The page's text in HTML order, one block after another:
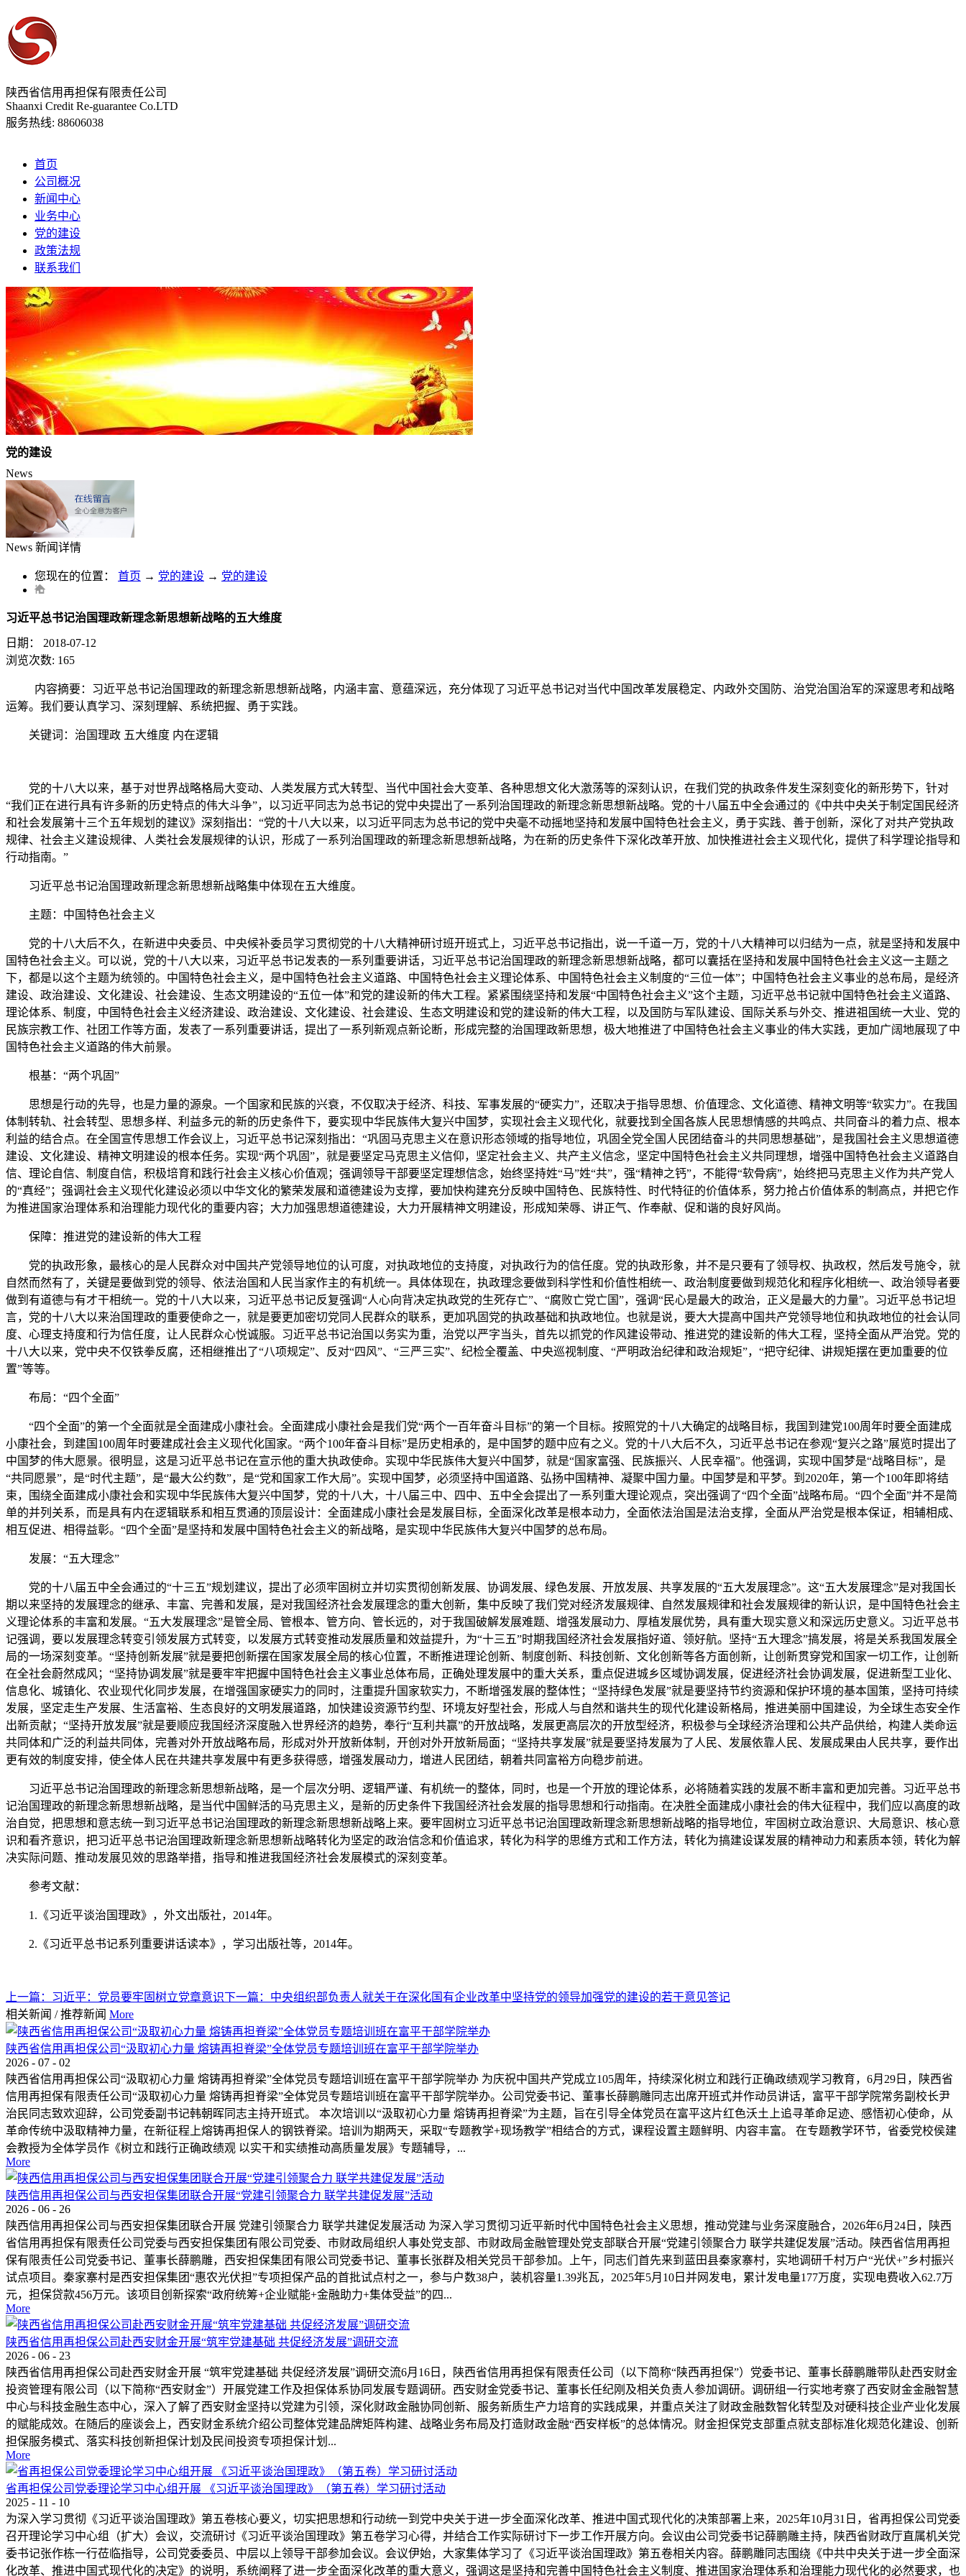
陕西省信用再担保有限责任公司
Shaanxi Credit Re-guarantee Co.LTD
服务热线: 88606038
首页
公司概况
新闻中心
业务中心
党的建设
政策法规
联系我们
党的建设
News
News 新闻详情
您现在的位置： 首页 → 党的建设 → 党的建设
习近平总书记治国理政新理念新思想新战略的五大维度
日期：
2018-07-12
浏览次数: 165
内容摘要：习近平总书记治国理政的新理念新思想新战略，内涵丰富、意蕴深远，充分体现了习近平总书记对当代中国改革发展稳定、内政外交国防、治党治国治军的深邃思考和战略
运筹。我们要认真学习、深刻理解、系统把握、勇于实践。
关键词：治国理政 五大维度 内在逻辑
党的十八大以来，基于对世界战略格局大变动、人类发展方式大转型、当代中国社会大变革、各种思想文化大激荡等的深刻认识，在我们党的执政条件发生深刻变化的新形势下，针对
“我们正在进行具有许多新的历史特点的伟大斗争”，以习近平同志为总书记的党中央提出了一系列治国理政的新理念新思想新战略。党的十八届五中全会通过的《中共中央关于制定国民经济
和社会发展第十三个五年规划的建议》深刻指出：“党的十八大以来，以习近平同志为总书记的党中央毫不动摇地坚持和发展中国特色社会主义，勇于实践、善于创新，深化了对共产党执政
规律、社会主义建设规律、人类社会发展规律的认识，形成了一系列治国理政的新理念新思想新战略，为在新的历史条件下深化改革开放、加快推进社会主义现代化，提供了科学理论指导和
行动指南。”
习近平总书记治国理政新理念新思想新战略集中体现在五大维度。
主题：中国特色社会主义
党的十八大后不久，在新进中央委员、中央候补委员学习贯彻党的十八大精神研讨班开班式上，习近平总书记指出，说一千道一万，党的十八大精神可以归结为一点，就是坚持和发展中
国特色社会主义。可以说，党的十八大以来，习近平总书记发表的一系列重要讲话，习近平总书记治国理政的新理念新思想新战略，都可以囊括在坚持和发展中国特色社会主义这一主题之
下，都是以这个主题为统领的。中国特色社会主义，是中国特色社会主义道路、中国特色社会主义理论体系、中国特色社会主义制度的“三位一体”；中国特色社会主义事业的总布局，是经济
建设、政治建设、文化建设、社会建设、生态文明建设的“五位一体”和党的建设新的伟大工程。紧紧围绕坚持和发展“中国特色社会主义”这个主题，习近平总书记就中国特色社会主义道路、
理论体系、制度，中国特色社会主义经济建设、政治建设、文化建设、社会建设、生态文明建设和党的建设新的伟大工程，以及国防与军队建设、国际关系与外交、推进祖国统一大业、党的
民族宗教工作、社团工作等方面，发表了一系列重要讲话，提出了一系列新观点新论断，形成完整的治国理政新思想，极大地推进了中国特色社会主义事业的伟大实践，更加广阔地展现了中
国特色社会主义道路的伟大前景。
根基：“两个巩固”
思想是行动的先导，也是力量的源泉。一个国家和民族的兴衰，不仅取决于经济、科技、军事发展的“硬实力”，还取决于指导思想、价值理念、文化道德、精神文明等“软实力”。在我国
体制转轨、社会转型、思想多样、利益多元的新的历史条件下，要实现中华民族伟大复兴中国梦，实现社会主义现代化，就要找到全国各族人民思想情感的共鸣点、共同奋斗的着力点、根本
利益的结合点。在全国宣传思想工作会议上，习近平总书记深刻指出：“巩固马克思主义在意识形态领域的指导地位，巩固全党全国人民团结奋斗的共同思想基础”，是我国社会主义思想道德
建设、文化建设、精神文明建设的根本任务。实现“两个巩固”，就是要坚定马克思主义信仰，坚定社会主义、共产主义信念，坚定中国特色社会主义共同理想，增强中国特色社会主义道路自
信、理论自信、制度自信，积极培育和践行社会主义核心价值观；强调领导干部要坚定理想信念，始终坚持姓“马”姓“共”，强“精神之钙”，不能得“软骨病”，始终把马克思主义作为共产党人
的“真经”；强调社会主义现代化建设必须以中华文化的繁荣发展和道德建设为支撑，要加快构建充分反映中国特色、民族特性、时代特征的价值体系，努力抢占价值体系的制高点，并把它作
为推进国家治理体系和治理能力现代化的重要内容；大力加强思想道德建设，大力开展精神文明建设，形成知荣辱、讲正气、作奉献、促和谐的良好风尚。
保障：推进党的建设新的伟大工程
党的执政形象，最核心的是人民群众对中国共产党领导地位的认可度，对执政地位的支持度，对执政行为的信任度。党的执政形象，并不是只要有了领导权、执政权，然后发号施令，就
自然而然有了，关键是要做到党的领导、依法治国和人民当家作主的有机统一。具体体现在，执政理念要做到科学性和价值性相统一、政治制度要做到规范化和程序化相统一、政治领导者要
做到有道德与有才干相统一。党的十八大以来，习近平总书记反复强调“人心向背决定执政党的生死存亡”、“腐败亡党亡国”，强调“民心是最大的政治，正义是最大的力量”。习近平总书记坦
言，党的十八大以来治国理政的重要使命之一，就是要更加密切党同人民群众的联系，更加巩固党的执政基础和执政地位。也就是说，要大大提高中国共产党领导地位和执政地位的社会认同
度、心理支持度和行为信任度，让人民群众心悦诚服。习近平总书记治国以务实为重，治党以严字当头，首先以抓党的作风建设带动、推进党的建设新的伟大工程，坚持全面从严治党。党的
十八大以来，党中央不仅铁拳反腐，还相继推出了“八项规定”、反对“四风”、“三严三实”、纪检全覆盖、中央巡视制度、“严明政治纪律和政治规矩”，“把守纪律、讲规矩摆在更加重要的位
置”等等。
布局：“四个全面”
“四个全面”的第一个全面就是全面建成小康社会。全面建成小康社会是我们党“两个一百年奋斗目标”的第一个目标。按照党的十八大确定的战略目标，我国到建党100周年时要全面建成
小康社会，到建国100周年时要建成社会主义现代化国家。“两个100年奋斗目标”是历史相承的，是中国梦的题中应有之义。党的十八大后不久，习近平总书记在参观“复兴之路”展览时提出了
中国梦的伟大愿景。很明显，这是习近平总书记在宣示他的重大执政使命。实现中华民族伟大复兴中国梦，就是“国家富强、民族振兴、人民幸福”。他强调，实现中国梦是“战略目标”，是
“共同愿景”，是“时代主题”，是“最大公约数”，是“党和国家工作大局”。实现中国梦，必须坚持中国道路、弘扬中国精神、凝聚中国力量。中国梦是和平梦。到2020年，第一个100年即将结
束，围绕全面建成小康社会和实现中华民族伟大复兴中国梦，党的十八大，十八届三中、四中、五中全会提出了一系列重大理论观点，突出强调了“四个全面”战略布局。“四个全面”并不是简
单的并列关系，而是具有内在逻辑联系和相互贯通的顶层设计：全面建成小康社会是发展目标，全面深化改革是根本动力，全面依法治国是法治支撑，全面从严治党是根本保证，相辅相成、
相互促进、相得益彰。“四个全面”是坚持和发展中国特色社会主义的新战略，是实现中华民族伟大复兴中国梦的总布局。
发展：“五大理念”
党的十八届五中全会通过的“十三五”规划建议，提出了必须牢固树立并切实贯彻创新发展、协调发展、绿色发展、开放发展、共享发展的“五大发展理念”。这“五大发展理念”是对我国长
期以来坚持的发展理念的继承、丰富、完善和发展，是对我国经济社会发展理念的重大创新，集中反映了我们党对经济发展规律、自然发展规律和社会发展规律的新认识，是中国特色社会主
义理论体系的丰富和发展。“五大发展理念”是管全局、管根本、管方向、管长远的，对于我国破解发展难题、增强发展动力、厚植发展优势，具有重大现实意义和深远历史意义。习近平总书
记强调，要以发展理念转变引领发展方式转变，以发展方式转变推动发展质量和效益提升，为“十三五”时期我国经济社会发展指好道、领好航。坚持“五大理念”搞发展，将是关系我国发展全
局的一场深刻变革。“坚持创新发展”就是要把创新摆在国家发展全局的核心位置，不断推进理论创新、制度创新、科技创新、文化创新等各方面创新，让创新贯穿党和国家一切工作，让创新
在全社会蔚然成风；“坚持协调发展”就是要牢牢把握中国特色社会主义事业总体布局，正确处理发展中的重大关系，重点促进城乡区域协调发展，促进经济社会协调发展，促进新型工业化、
信息化、城镇化、农业现代化同步发展，在增强国家硬实力的同时，注重提升国家软实力，不断增强发展的整体性；“坚持绿色发展”就是要坚持节约资源和保护环境的基本国策，坚持可持续
发展，坚定走生产发展、生活富裕、生态良好的文明发展道路，加快建设资源节约型、环境友好型社会，形成人与自然和谐共生的现代化建设新格局，推进美丽中国建设，为全球生态安全作
出新贡献；“坚持开放发展”就是要顺应我国经济深度融入世界经济的趋势，奉行“互利共赢”的开放战略，发展更高层次的开放型经济，积极参与全球经济治理和公共产品供给，构建人类命运
共同体和广泛的利益共同体，完善对外开放战略布局，形成对外开放新体制，开创对外开放新局面；“坚持共享发展”就是要坚持发展为了人民、发展依靠人民、发展成果由人民共享，要作出
更有效的制度安排，使全体人民在共建共享发展中有更多获得感，增强发展动力，增进人民团结，朝着共同富裕方向稳步前进。
习近平总书记治国理政的新理念新思想新战略，是一个层次分明、逻辑严谨、有机统一的整体，同时，也是一个开放的理论体系，必将随着实践的发展不断丰富和更加完善。习近平总书
记治国理政的新理念新思想新战略，是当代中国鲜活的马克思主义，是新的历史条件下我国经济社会发展的指导思想和行动指南。在决胜全面建成小康社会的伟大征程中，我们应以高度的政
治自觉，把思想和意志统一到习近平总书记治国理政的新理念新思想新战略上来。要牢固树立习近平总书记治国理政新理念新思想新战略的指导地位，牢固树立政治意识、大局意识、核心意
识和看齐意识，把习近平总书记治国理政新理念新思想新战略转化为坚定的政治信念和价值追求，转化为科学的思维方式和工作方法，转化为搞建设谋发展的精神动力和素质本领，转化为解
决实际问题、推动发展见效的思路举措，指导和推进我国经济社会发展模式的深刻变革。
参考文献：
1.《习近平谈治国理政》，外文出版社，2014年。
2.《习近平总书记系列重要讲话读本》，学习出版社等，2014年。
上一篇： 习近平：党员要牢固树立党章意识下一篇： 中央组织部负责人就关于在深化国有企业改革中坚持党的领导加强党的建设的若干意见答记
相关新闻 / 推荐新闻 More
陕西省信用再担保公司“汲取初心力量 熔铸再担脊梁”全体党员专题培训班在富平干部学院举办
2026 - 07 - 02
陕西省信用再担保公司“汲取初心力量 熔铸再担脊梁”全体党员专题培训班在富平干部学院举办 为庆祝中国共产党成立105周年，持续深化树立和践行正确政绩观学习教育，6月29日，陕西省
信用再担保有限责任公司“汲取初心力量 熔铸再担脊梁”全体党员专题培训班在富平干部学院举办。公司党委书记、董事长薛鹏雕同志出席开班式并作动员讲话，富平干部学院常务副校长尹
治民同志致欢迎辞，公司党委副书记韩朝晖同志主持开班式。 本次培训以“汲取初心力量 熔铸再担脊梁”为主题，旨在引导全体党员在富平这片红色沃土上追寻革命足迹、感悟初心使命，从
革命传统中汲取精神力量，在新征程上熔铸再担保人的钢铁脊梁。培训为期两天，采取“专题教学+现场教学”相结合的方式，课程设置主题鲜明、内容丰富。 在专题教学环节，省委党校侯建
会教授为全体学员作《树立和践行正确政绩观 以实干和实绩推动高质量发展》专题辅导，...
More
陕西信用再担保公司与西安担保集团联合开展“党建引领聚合力 联学共建促发展”活动
2026 - 06 - 26
陕西信用再担保公司与西安担保集团联合开展 党建引领聚合力 联学共建促发展活动 为深入学习贯彻习近平新时代中国特色社会主义思想，推动党建与业务深度融合，2026年6月24日，陕西
省信用再担保有限责任公司党委与西安担保集团有限公司党委、市财政局组织人事处党支部、市财政局金融管理处党支部联合开展“党建引领聚合力 联学共建促发展”活动。陕西省信用再担
保有限责任公司党委书记、董事长薛鹏雕，西安担保集团有限公司党委书记、董事长张群及相关党员干部参加。上午，同志们首先来到蓝田县秦家寨村，实地调研千村万户“光伏+”乡村振兴
试点项目。秦家寨村是西安担保集团“惠农光伏担”专项担保产品的首批试点村之一，参与户数38户，装机容量1.39兆瓦，2025年5月10日并网发电，累计发电量177万度，实现电费收入62.7万
元，担保贷款456万元。该项目创新探索“政府统筹+企业赋能+金融助力+集体受益”的四...
More
陕西省信用再担保公司赴西安财金开展“筑牢党建基础 共促经济发展”调研交流
2026 - 06 - 23
陕西省信用再担保公司赴西安财金开展 “筑牢党建基础 共促经济发展”调研交流6月16日，陕西省信用再担保有限责任公司（以下简称“陕西再担保”）党委书记、董事长薛鹏雕带队赴西安财金
投资管理有限公司（以下简称“西安财金”）开展党建工作及担保体系协同发展专题调研。西安财金党委书记、董事长任纪刚及相关负责人参加调研。调研组一行实地考察了西安财金金融智慧
中心与科技金融生态中心，深入了解了西安财金坚持以党建为引领，深化财政金融协同创新、服务新质生产力培育的实践成果，并重点关注了财政金融数智化转型及对硬科技企业产业化发展
的赋能成效。在随后的座谈会上，西安财金系统介绍公司整体党建品牌矩阵构建、战略业务布局及打造财政金融“西安样板”的总体情况。财金担保党支部重点就支部标准化规范化建设、创新
担保服务模式、落实科技创新担保计划及民间投资专项担保计划...
More
省再担保公司党委理论学习中心组开展 《习近平谈治国理政》（第五卷）学习研讨活动
2025 - 11 - 10
为深入学习贯彻《习近平谈治国理政》第五卷核心要义，切实把思想和行动统一到党中央关于进一步全面深化改革、推进中国式现代化的决策部署上来，2025年10月31日，省再担保公司党委
召开理论学习中心组（扩大）会议，交流研讨《习近平谈治国理政》第五卷学习心得，并结合工作实际研讨下一步工作开展方向。会议由公司党委书记薛鹏雕主持，陕西省财政厅直属机关党
委书记张作栋一行莅临指导，公司党委委员、中层以上领导干部参加会议。会议伊始，大家集体学习了《习近平谈治国理政》第五卷相关内容。薛鹏雕同志围绕《中共中央关于进一步全面深
化改革、推进中国式现代化的决定》的说明，系统阐释了进一步全面深化改革的重大意义，强调这是坚持和完善中国特色社会主义制度、推进国家治理体系和治理能力现代化的必然要求，也